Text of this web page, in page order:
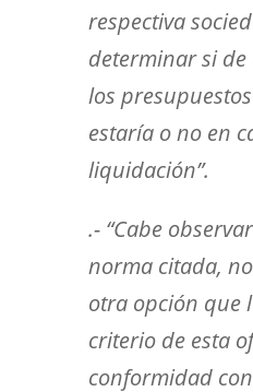
respectiva
determinar si
los
estaría o no en
liquidación”.
.- “Cabe
norma citada,
otra opción que
criterio de esta
conformidad